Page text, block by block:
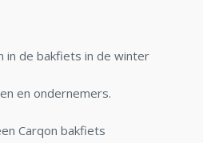
in de bakfiets in de winter
en ondernemers.
Carqon bakfiets